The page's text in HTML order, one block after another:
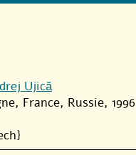
Ujică
France, Russie, 1996